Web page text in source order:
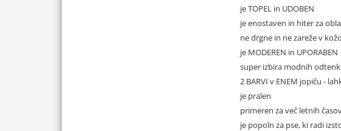
je TOPEL in UDOBEN
je enostaven in hiter za
ne drgne in ne zareže v kožo
je MODEREN in UPORABEN
super izbira modnih
2 BARVI v ENEM jopiču -
je pralen
primeren za več letnih
je popoln za pse, ki radi